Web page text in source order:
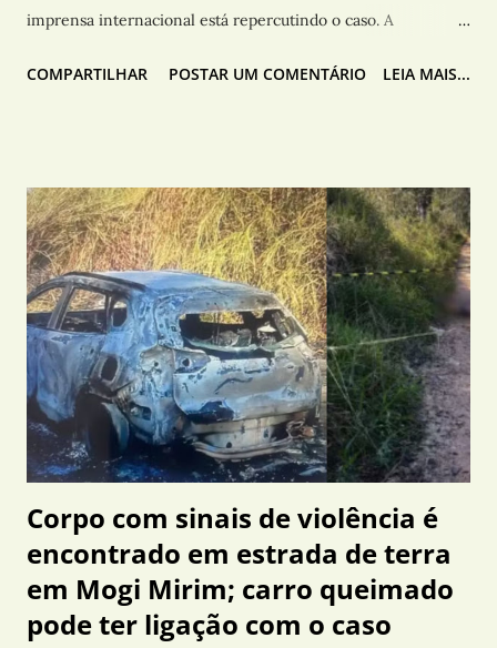
imprensa internacional está repercutindo o caso. A
por Anthony Fauci durante a pandemia da Covid-19 provocou
decisões adotadas entre 2020 e 2022. Fauci, que dirigiu o
Instituto Nacional de Alergia e Doenças Infecciosas dos
Estados Unidos e atuou como um dos principais assessores
científicos da Casa Branca, registrou em seus diários
reuniões, telefonemas, conversas com integrantes do
governo e avaliações pessoais sobre o avanço da doença. O
material, com aproximadamente 1,1 mil páginas, foi divulgado
pelo senador republicano Rand Paul, presidente do Comitê
de Segurança Interna e Assuntos Governa...
COMPARTILHAR POSTAR UM COMENTÁRIO LEIA MAIS...
Corpo com sinais de violência é
encontrado em estrada de terra
em Mogi Mirim; carro queimado
pode ter ligação com o caso